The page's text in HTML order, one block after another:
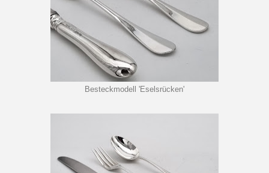
Besteckmodell 'Eselsrücken'